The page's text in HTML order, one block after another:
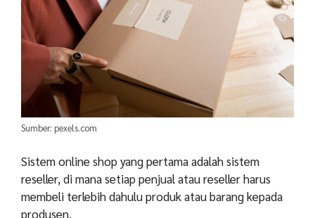
Sumber: pexels.com
Sistem online shop yang pertama adalah sistem
reseller, di mana setiap penjual atau reseller harus
membeli terlebih dahulu produk atau barang kepada
produsen.